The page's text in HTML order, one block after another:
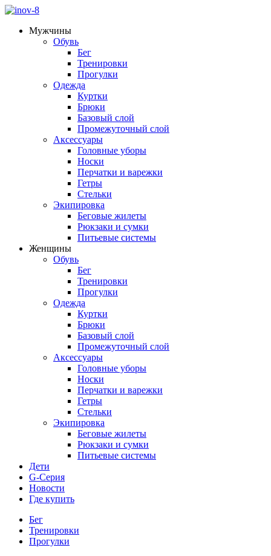
Мужчины
Обувь
Бег
Тренировки
Прогулки
Одежда
Куртки
Брюки
Базовый слой
Промежуточный слой
Аксессуары
Головные уборы
Носки
Перчатки и варежки
Гетры
Стельки
Экипировка
Беговые жилеты
Рюкзаки и сумки
Питьевые системы
Женщины
Обувь
Бег
Тренировки
Прогулки
Одежда
Куртки
Брюки
Базовый слой
Промежуточный слой
Аксессуары
Головные уборы
Носки
Перчатки и варежки
Гетры
Стельки
Экипировка
Беговые жилеты
Рюкзаки и сумки
Питьевые системы
Дети
G-Серия
Новости
Где купить
Бег
Тренировки
Прогулки